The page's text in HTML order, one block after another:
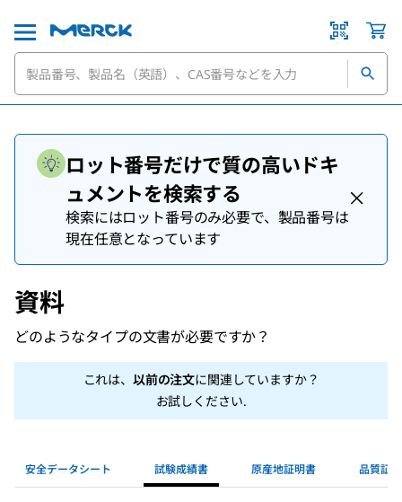
ロット番号だけで質の高いドキ
ュメントを検索する
検索にはロット番号のみ必要で、製品番号は
現在任意となっています
資料
どのようなタイプの文書が必要ですか？
これは、 以前の注文に関連していますか？
お試しください.
安全データシート 試験成績書 原産地証明書 品質証